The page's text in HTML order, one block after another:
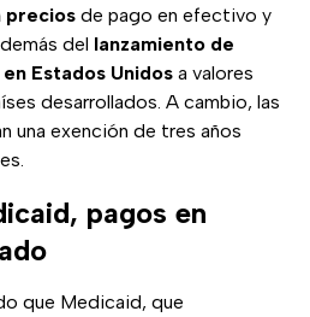
precios de pago en efectivo y
del lanzamiento de
Estados Unidos a valores
desarrollados. A cambio, las
una exención de tres años
pagos en
que Medicaid, que